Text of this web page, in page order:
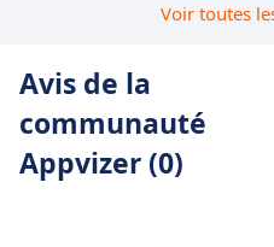
Voir toutes
Avis de la
communauté
Appvizer (0)